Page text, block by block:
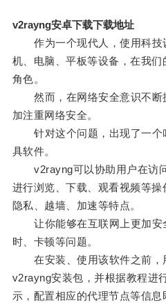
v2rayng安卓下载下载地址
作为一个现代人，使用科技
机、电脑、平板等设备，在我
角色。
然而，在网络安全意识不断
加注重网络安全。
针对这个问题，出现了一个
具软件。
v2rayng可以协助用户在访
进行浏览、下载、观看视频等
隐私、越墙、加速等特点。
让你能够在互联网上更加安
时、卡顿等问题。
在安装、使用该软件之前，
v2rayng安装包，并根据教程进
示，配置相应的代理节点等信息